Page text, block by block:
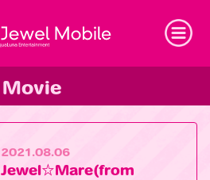
Movie
2021.08.06
Jewel☆Mare(from